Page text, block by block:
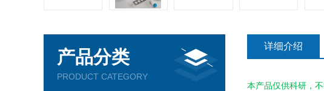
产品分类
PRODUCT CATEGORY
详细介绍
本产品仅供科研，